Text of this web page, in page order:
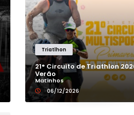
Triatlhon
21° Circuito de Triathlon
Verão
Matinhos
06/12/2026